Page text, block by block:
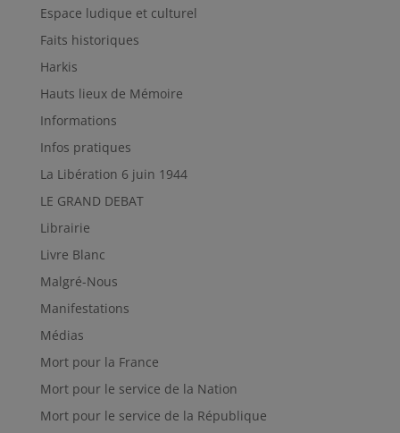
Espace ludique et culturel
Faits historiques
Harkis
Hauts lieux de Mémoire
Informations
Infos pratiques
La Libération 6 juin 1944
LE GRAND DEBAT
Librairie
Livre Blanc
Malgré-Nous
Manifestations
Médias
Mort pour la France
Mort pour le service de la Nation
Mort pour le service de la République